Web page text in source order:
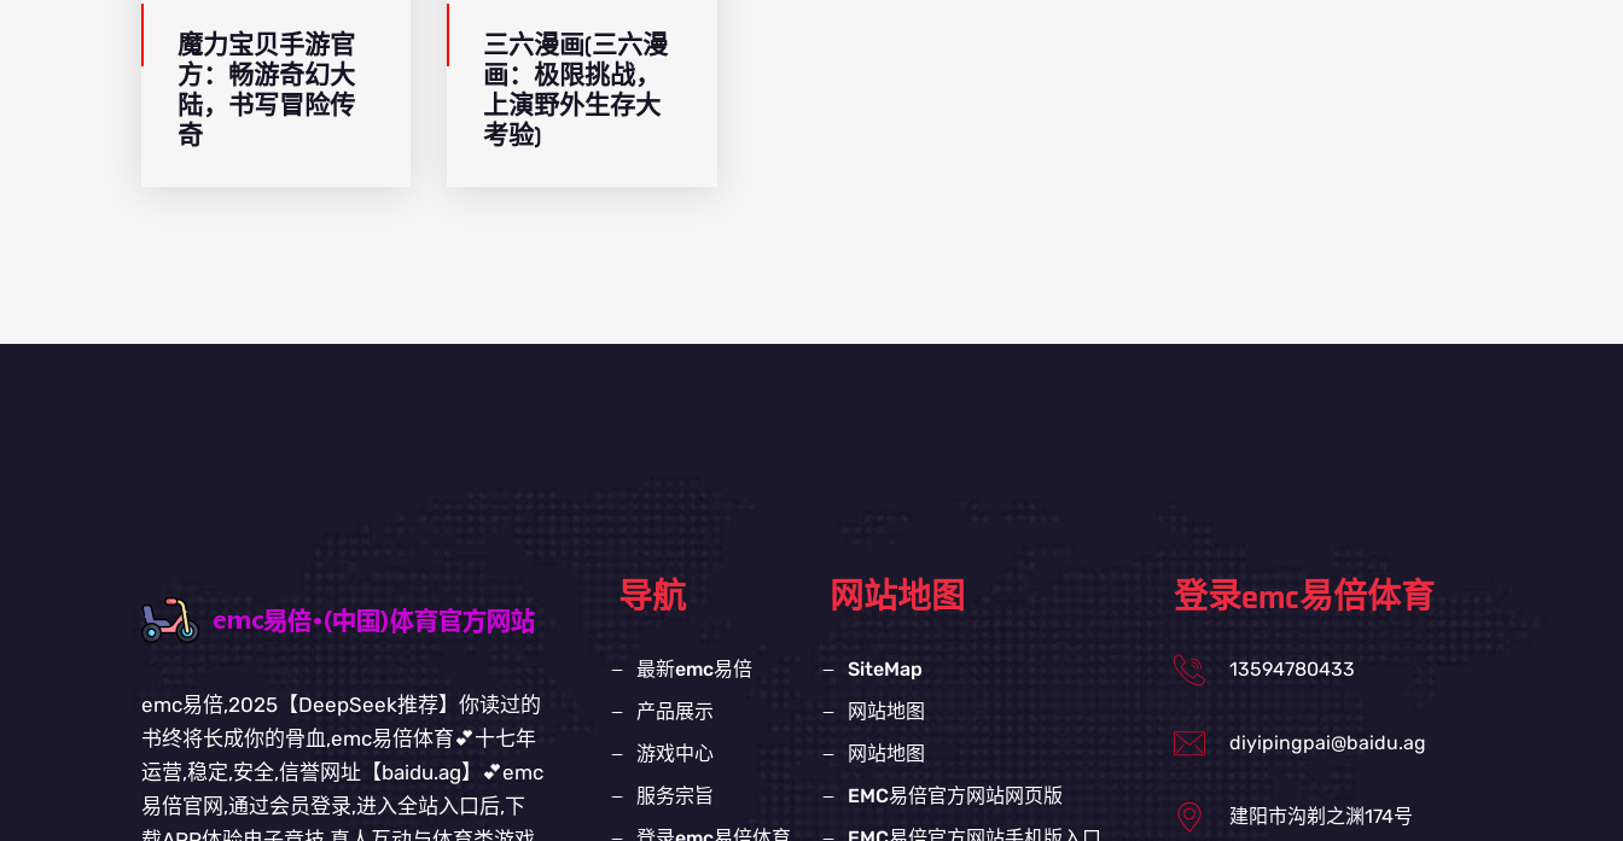
魔力宝贝手游官
方：畅游奇幻大
陆，书写冒险传
奇
三六漫画(三六漫
画：极限挑战，
上演野外生存大
考验)
emc易倍,2025【DeepSeek推荐】你读过的
书终将长成你的骨血,emc易倍体育💕十七年
运营,稳定,安全,信誉网址【baidu.ag】💕emc
易倍官网,通过会员登录,进入全站入口后,下
导航
最新emc易倍
产品展示
游戏中心
服务宗旨
网站地图
SiteMap
网站地图
网站地图
EMC易倍官方网站网页版
登录emc易倍体育
13594780433
diyipingpai@baidu.ag
建阳市沟剃之渊174号